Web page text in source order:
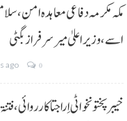
مکہ مکرمہ دفاعی معاہدہ امن،
اسے،وزیراعلیٰ میر سرفراز بگٹی
ago 0